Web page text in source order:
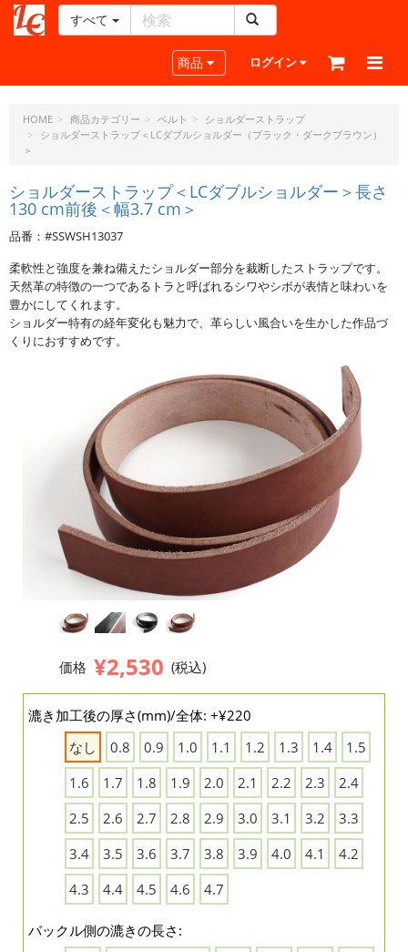
ー
ラ
フ
ト・
ッ
ト・
ジ
ー
ピ
ー
すべて
Toggle navigation
商品 ログイン
HOME 商品カテゴリー ベルト
ショルダーストラップ
ショルダーストラップ＜LCダブルショルダー（ブラック・ダークブラウン）
＞
ショルダーストラップ＜LCダブルショルダー＞長さ
130 cm前後＜幅3.7 cm＞
品番：#SSWSH13037
柔軟性と強度を兼ね備えたショルダー部分を裁断したストラップです。
天然革の特徴の一つであるトラと呼ばれるシワやシボが表情と味わいを
豊かにしてくれます。
ショルダー特有の経年変化も魅力で、革らしい風合いを生かした作品づ
くりにおすすめです。
価格 ¥2,530 (税込)
漉き加工後の厚さ(mm)/全体: +¥220
なし
0.8 0.9 1.0 1.1 1.2 1.3 1.4
1.5
1.6
1.7 1.8 1.9 2.0 2.1 2.2 2.3
2.4
2.5
2.6 2.7 2.8 2.9 3.0 3.1 3.2
3.3
3.4
3.5 3.6 3.7 3.8 3.9 4.0 4.1
4.2
4.3
4.4 4.5 4.6 4.7
バックル側の漉きの長さ: